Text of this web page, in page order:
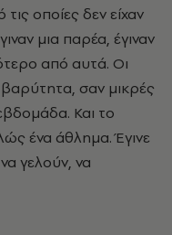
οποίες δεν είχαν
μια παρέα, έγιναν
από αυτά. Οι
σαν μικρές
Και το
ένα άθλημα. Έγινε
γελούν, να